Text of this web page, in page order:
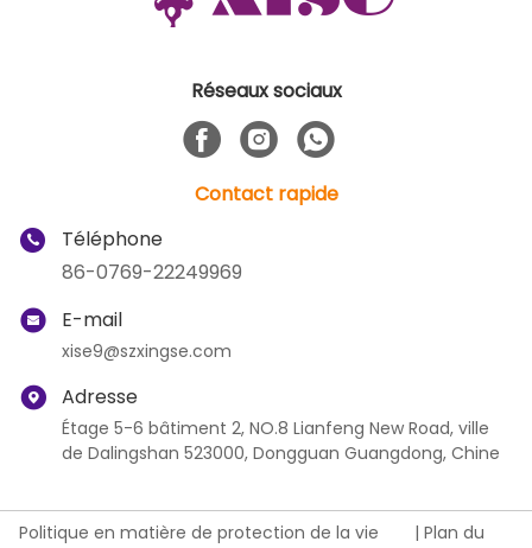
Réseaux sociaux
Contact rapide
Téléphone
86-0769-22249969
E-mail
xise9@szxingse.com
Adresse
Étage 5-6 bâtiment 2, NO.8 Lianfeng New Road, ville
de Dalingshan 523000, Dongguan Guangdong, Chine
Politique en matière de protection de la vie | Plan du